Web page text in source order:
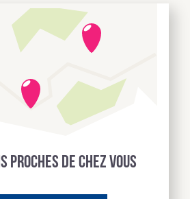
proches de chez vous